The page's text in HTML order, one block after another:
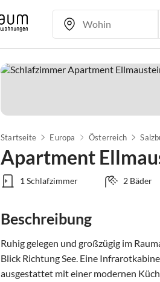
Startseite Europa Österreich
Apartment
1 Schlafzimmer 2 Bäder
Beschreibung
Ruhig gelegen und großzügig im
Blick Richtung See. Eine
ausgestattet mit einer modernen